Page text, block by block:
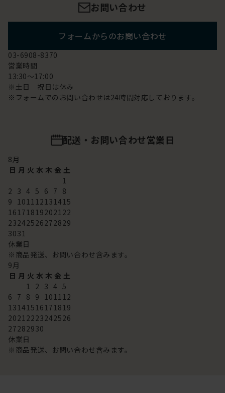
お問い合わせ
フォームからのお問い合わせ
03-6908-8370
営業時間
13:30～17:00
※土日 祝日は休み
※フォームでのお問い合わせは24時間対応しております。
配送・お問い合わせ営業日
8月
日 月 火 水 木 金 土
1
2 3 4 5 6 7 8
9 101112131415
16171819202122
23242526272829
3031
休業日
※商品発送、お問い合わせ含みます。
9月
日 月 火 水 木 金 土
1 2 3 4 5
6 7 8 9 101112
13141516171819
20212223242526
27282930
休業日
※商品発送、お問い合わせ含みます。